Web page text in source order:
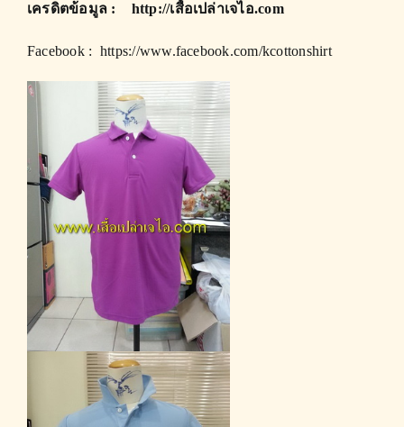
เครดิตข้อมูล : http://เสื้อเปล่าเจไอ.com
Facebook : https://www.facebook.com/kcottonshirt